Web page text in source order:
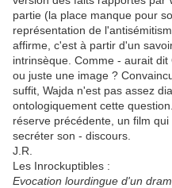
partie (la place manque pour
représentation de
affirme, c'est à partir d'un
intrinsèque. Comme - aurait
ou juste une image ?
suffit, Wajda n'est pas assez
ontologiquement cette
réserve précédente, un film
secréter son - discours.
J.R.
Les Inrockuptibles :
Evocation lourdingue d'un